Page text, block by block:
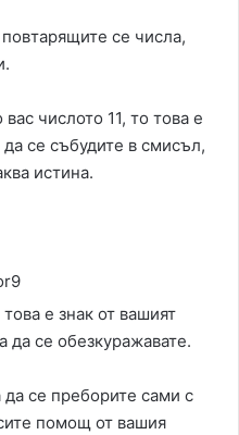
се числа,
числото 11, то това е
се събудите в смисъл,
истина.
е знак от вашият
да се обезкуражавате.
се преборите сами с
помощ от вашия